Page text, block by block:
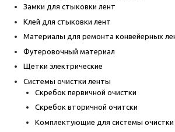
Замки для стыковки лент
Клей для стыковки лент
Материалы для ремонта конвейерных
Футеровочный материал
Щетки электрические
Системы очистки ленты
Скребок первичной очистки
Скребок вторичной очитски
Комплектующие для системы очистки